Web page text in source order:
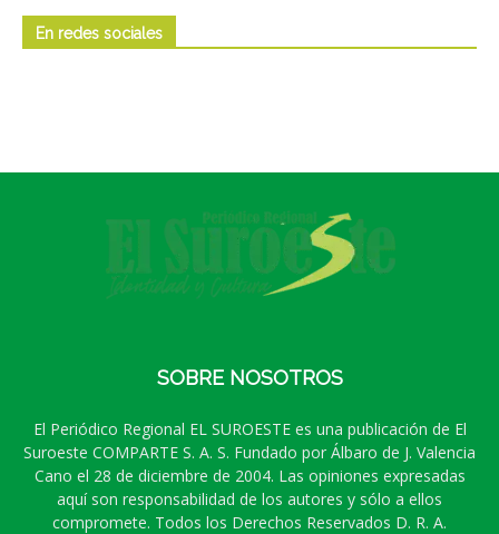
En redes sociales
SOBRE NOSOTROS
El Periódico Regional EL SUROESTE es una publicación de El
Suroeste COMPARTE S. A. S. Fundado por Álbaro de J. Valencia
Cano el 28 de diciembre de 2004. Las opiniones expresadas
aquí son responsabilidad de los autores y sólo a ellos
compromete. Todos los Derechos Reservados D. R. A.